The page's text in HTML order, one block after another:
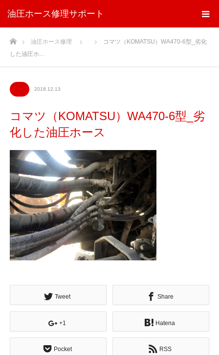
油圧ホース修理サポート
ホーム油圧ホース修理
コマツ（KOMATSU）WA470-6型_劣化
した油圧ホ…
2018.12.13
コマツ（KOMATSU）WA470-6型_劣
化した油圧ホース
Tweet Share
+1 Hatena
Pocket RSS